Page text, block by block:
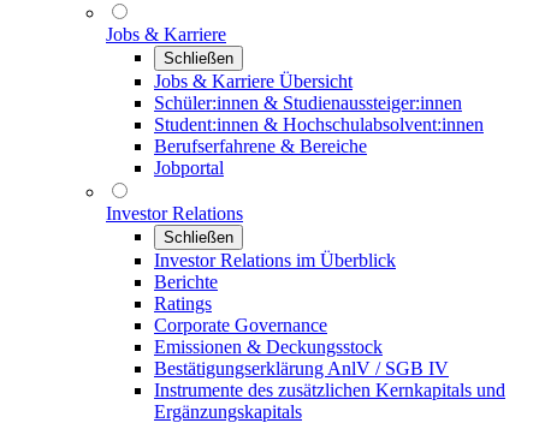
Jobs & Karriere
Schließen
Jobs & Karriere Übersicht
Schüler:innen & Studienaussteiger:innen
Student:innen & Hochschulabsolvent:innen
Berufserfahrene & Bereiche
Jobportal
Investor Relations
Schließen
Investor Relations im Überblick
Berichte
Ratings
Corporate Governance
Emissionen & Deckungsstock
Bestätigungserklärung AnlV / SGB IV
Instrumente des zusätzlichen Kernkapitals und
Ergänzungskapitals